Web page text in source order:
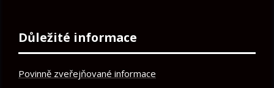
Důležité informace
Povinně zveřejňované informace